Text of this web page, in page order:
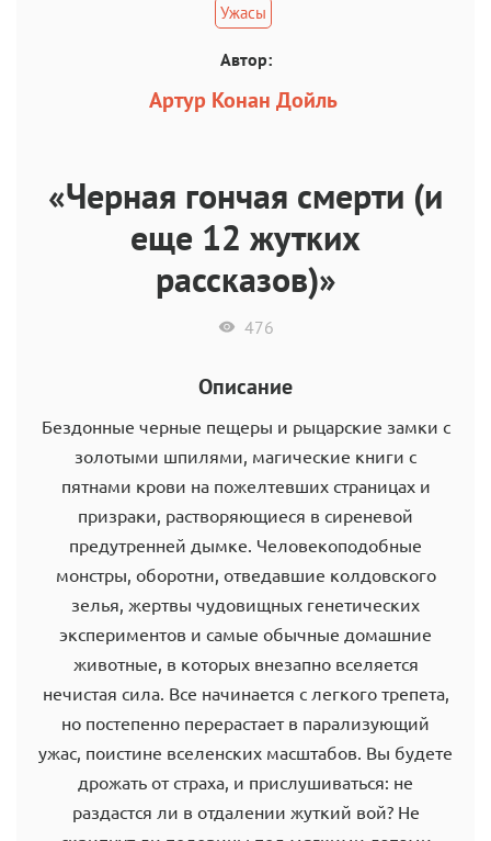
Ужасы
Автор:
Артур Конан Дойль
«Черная гончая смерти (и
еще 12 жутких
рассказов)»
476
Описание
Бездонные черные пещеры и рыцарские замки с
золотыми шпилями, магические книги с
пятнами крови на пожелтевших страницах и
призраки, растворяющиеся в сиреневой
предутренней дымке. Человекоподобные
монстры, оборотни, отведавшие колдовского
зелья, жертвы чудовищных генетических
экспериментов и самые обычные домашние
животные, в которых внезапно вселяется
нечистая сила. Все начинается с легкого трепета,
но постепенно перерастает в парализующий
ужас, поистине вселенских масштабов. Вы будете
дрожать от страха, и прислушиваться: не
раздастся ли в отдалении жуткий вой? Не